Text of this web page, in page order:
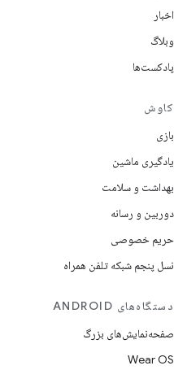
اخبار
وبلاگ
پادکست‌ها
کاوش
بازی
یادگیری ماشین
بهداشت و سلامت
دوربین و رسانه
حریم خصوصی
نسل پنجم شبکه تلفن همراه
دستگاه‌های ANDROID
صفحه‌نمایش‌های بزرگ
Wear OS